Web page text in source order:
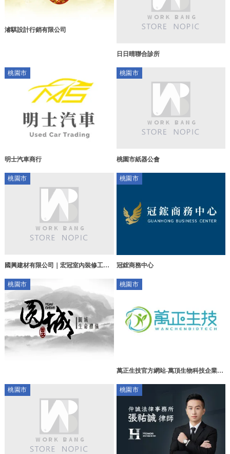
濬騏設計行銷有限公司
日日晴聯合診所
桃園市
明士汽車商行
桃園市
桃園市紙器公會
桃園市
國興建材有限公司｜宏冠室內裝修工程
桃園市
冠鋐商務中心
桃園市 桃園市
萬正生技官方網站-萬頂生物科技企業社
桃園市
桃園市